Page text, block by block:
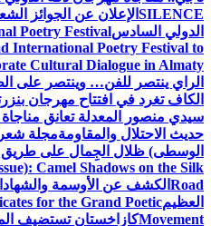
SILENCE الإعلان عن الجوائز
الدولي السادسPoetry Festival
International Poetry Festival to
Cultural Dialogue in Almaty
الراي ينتصر للفن… وينتصر
الكاف تغرد في افتتاح مهرجان
سيدي منصور المعدلة تعانق مناجاة
حديث الاحتلال والمقاومةمجلة
الوسطى) ظلال الجِمال على طريق
Camel Shadows on the Silk
Road الكشف عن الأوسمة
العظيمfor the Grand Poetic
Movementكازاخستان تستضيف